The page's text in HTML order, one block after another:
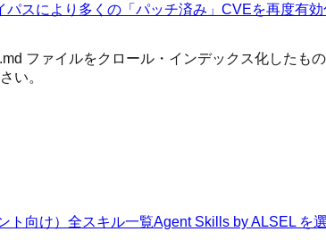
スにより多くの「パッチ済み」CVEを再度有効
ファイルをクロール・インデックス化したも
い。
ト向け） 全スキル一覧Agent Skills by ALSEL を